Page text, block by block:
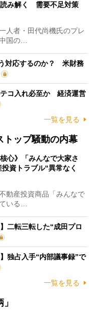
み解く 需要不足対策
人者・田代尚機氏のプレ
国の…
対応するのか？ 米財務
テコ入れ必至か 経済運営
一覧を見る
トップ騒動の内幕
心》「みんなで大家さ
資トラブル“異常なく
動産投資商品「みんなで
いる…
二転三転した“成田プロ
独占入手“内部議事録”で
一覧を見る